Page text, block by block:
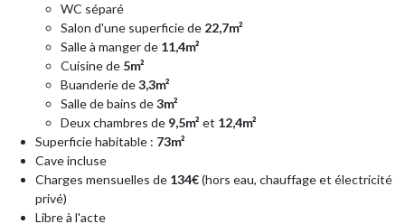
WC séparé
Salon d'une superficie de 22,7m²
Salle à manger de 11,4m²
Cuisine de 5m²
Buanderie de3,3m²
Salle de bains de3m²
Deux chambres de 9,5m² et 12,4m²
Superficie habitable : 73m²
Cave incluse
Charges mensuelles de 134€(hors eau, chauffage et électricité
privé)
Libre à l'acte